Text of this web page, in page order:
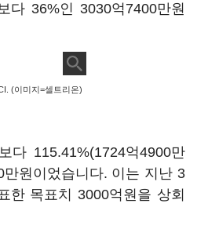
다 36%인 3030억7400만원
(이미지=셀트리온)
다 115.41%(1724억4900만
원이었습니다. 이는 지난 3
한 목표치 3000억원을 상회